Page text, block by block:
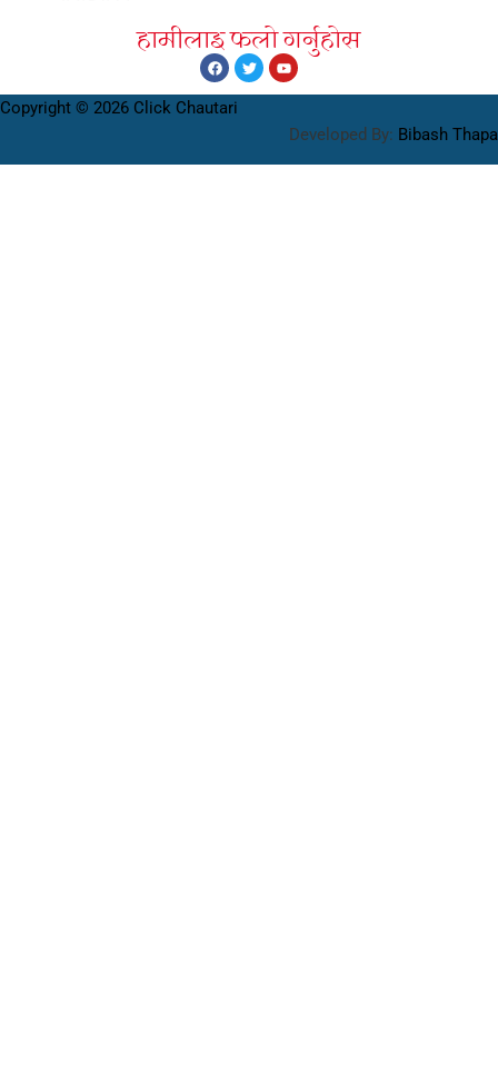
हामीलाइ फलाे गर्नुहाेस
Copyright © 2026 Click Chautari
Developed By: Bibash Thapa